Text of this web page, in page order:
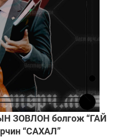
ЗОВЛОН болгож “ГАЙ
“САХАЛ”